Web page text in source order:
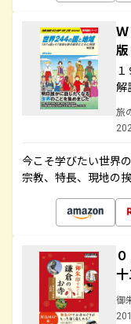
版
解
旅
今こそ学びたい世界
宗教、特長、現地の
御